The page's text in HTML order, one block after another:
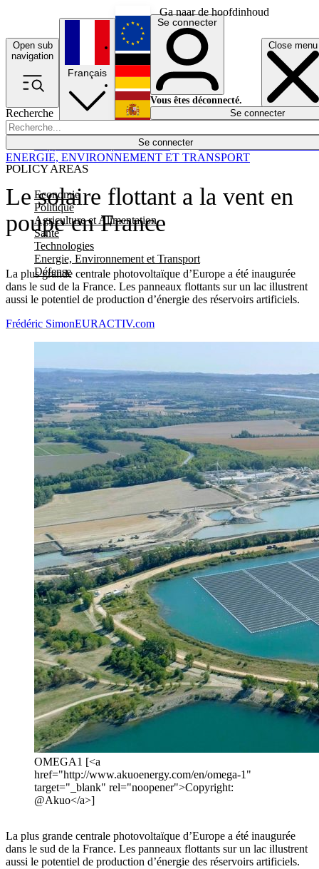
Ga naar de hoofdinhoud
Open sub
navigation
Close menu
Recherche
Se connecter
POLICY AREAS
Economie
Politique
Agriculture et Alimentation
Santé
Technologies
Energie, Environnement et Transport
Défense
Économie
Français
English
Deutsch
Español
Se connecter
Vous êtes déconnecté.
Se connecter
Le solaire flottant a la vent en
poupe en France
La plus grande centrale photovoltaïque d’Europe a été inaugurée
dans le sud de la France. Les panneaux flottants sur un lac illustrent
aussi le potentiel de production d’énergie des réservoirs artificiels.
ENERGIE, ENVIRONNEMENT ET TRANSPORT
Frédéric SimonEURACTIV.com
OMEGA1 [<a
href="http://www.akuoenergy.com/en/omega-1"
target="_blank" rel="noopener">Copyright:
@Akuo</a>]
La plus grande centrale photovoltaïque d’Europe a été inaugurée
dans le sud de la France. Les panneaux flottants sur un lac illustrent
aussi le potentiel de production d’énergie des réservoirs artificiels.